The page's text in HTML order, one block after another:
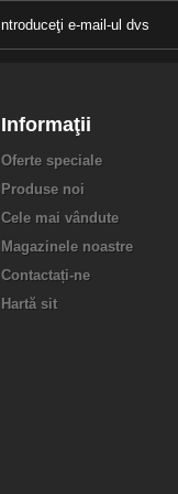
Informaţii
Oferte speciale
Produse noi
Cele mai vândute
Magazinele noastre
Contactați-ne
Hartă sit